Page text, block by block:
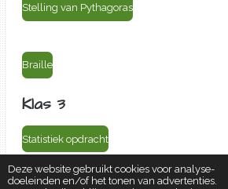
Deze website gebruikt cookies voor analyse-
doeleinden en/of het tonen van advertenties.
Stelling van Pythagoras
Braille
Klas 3
Statistiek opdracht